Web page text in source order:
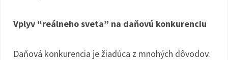
Vplyv “reálneho sveta” na daňovú konkurenciu
Daňová konkurencia je žiadúca z mnohých dôvodov.